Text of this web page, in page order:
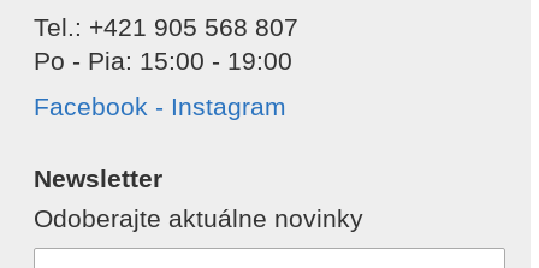
Tel.: +421 905 568 807
Po - Pia: 15:00 - 19:00
Facebook - Instagram
Newsletter
Odoberajte aktuálne novinky